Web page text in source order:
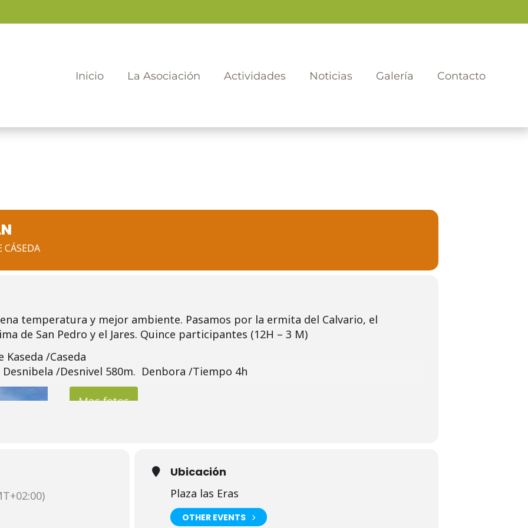
Inicio La Asociación Actividades Noticias Galería Contacto
CÁSEDA
temperatura y mejor ambiente. Pasamos por la ermita del Calvario, el
de San Pedro y el Jares. Quince participantes (12H – 3 M)
Kaseda /Caseda
Desnibela /Desnivel 580m. Denbora /Tiempo 4h
Mas fotos
Ubicación
Plaza las Eras
OTHER EVENTS